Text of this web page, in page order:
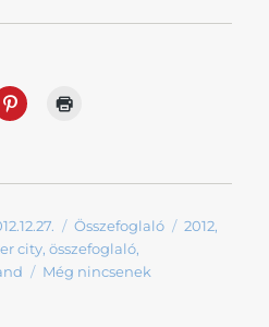
Kategória
Összefoglaló Címke
2012,
city,összefoglaló,
Még nincsenek